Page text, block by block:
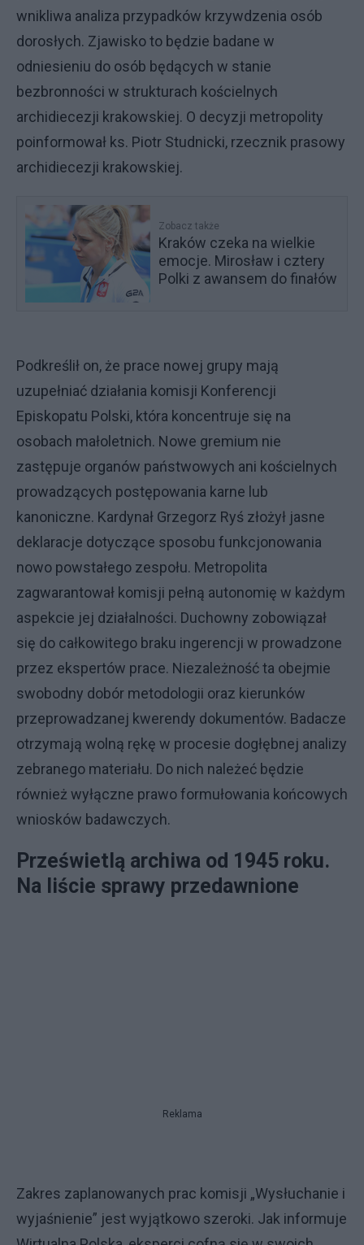
wnikliwa analiza przypadków krzywdzenia osób
dorosłych. Zjawisko to będzie badane w
odniesieniu do osób będących w stanie
bezbronności w strukturach kościelnych
archidiecezji krakowskiej. O decyzji metropolity
poinformował ks. Piotr Studnicki, rzecznik prasowy
archidiecezji krakowskiej.
Zobacz także
Kraków czeka na wielkie
emocje. Mirosław i cztery
Polki z awansem do finałów
Podkreślił on, że prace nowej grupy mają
uzupełniać działania komisji Konferencji
Episkopatu Polski, która koncentruje się na
osobach małoletnich. Nowe gremium nie
zastępuje organów państwowych ani kościelnych
prowadzących postępowania karne lub
kanoniczne. Kardynał Grzegorz Ryś złożył jasne
deklaracje dotyczące sposobu funkcjonowania
nowo powstałego zespołu. Metropolita
zagwarantował komisji pełną autonomię w każdym
aspekcie jej działalności. Duchowny zobowiązał
się do całkowitego braku ingerencji w prowadzone
przez ekspertów prace. Niezależność ta obejmie
swobodny dobór metodologii oraz kierunków
przeprowadzanej kwerendy dokumentów. Badacze
otrzymają wolną rękę w procesie dogłębnej analizy
zebranego materiału. Do nich należeć będzie
również wyłączne prawo formułowania końcowych
wniosków badawczych.
Prześwietlą archiwa od 1945 roku.
Na liście sprawy przedawnione
Reklama
Zakres zaplanowanych prac komisji „Wysłuchanie i
wyjaśnienie” jest wyjątkowo szeroki. Jak informuje